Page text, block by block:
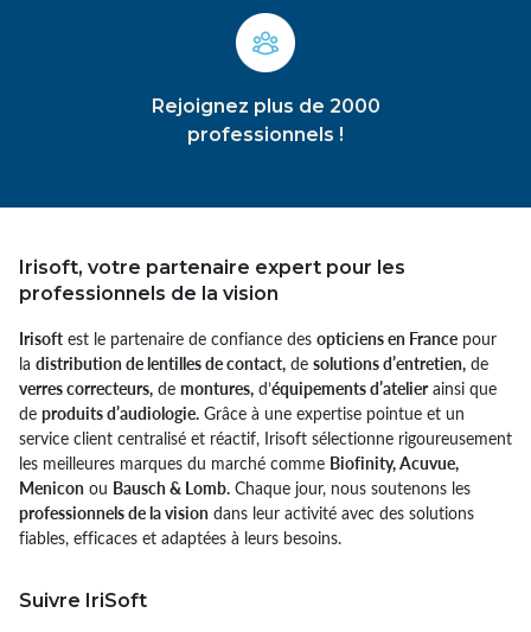
Rejoignez plus de 2000
professionnels !
Irisoft, votre partenaire expert pour les
professionnels de la vision
Irisoft est le partenaire de confiance des opticiens en France pour
la distribution de lentilles de contact, de solutions d’entretien, de
verres correcteurs, de montures, d’équipements d’atelierainsi que
de produits d’audiologie. Grâce à une expertise pointue et un
service client centralisé et réactif, Irisoft sélectionne rigoureusement
les meilleures marques du marché comme Biofinity, Acuvue,
Menicon ou Bausch & Lomb. Chaque jour, nous soutenons les
professionnels de la vision dans leur activité avec des solutions
fiables, efficaces et adaptées à leurs besoins.
Suivre IriSoft